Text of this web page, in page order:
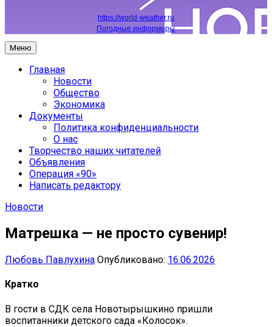
https://world-weather.ru
Погодные информеры
Меню
Главная
Новости
Общество
Экономика
Документы
Политика конфиденциальности
О нас
Творчество наших читателей
Объявления
Операция «90»
Написать редактору
Новости
Матрешка — не просто сувенир!
Любовь Павлухина Опубликовано: 16.06.2026
Кратко
В гости в СДК села Новотырышкино пришли
воспитанники детского сада «Колосок».